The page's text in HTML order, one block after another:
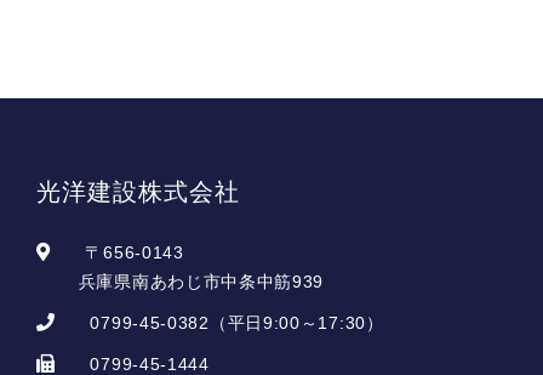
光洋建設株式会社
〒656-0143
兵庫県南あわじ市中条中筋939
0799-45-0382 （平日9:00～17:30）
0799-45-1444